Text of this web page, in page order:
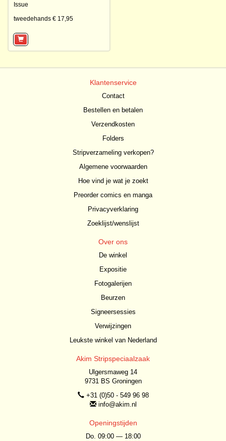
Issue
tweedehands € 17,95
Klantenservice
Contact
Bestellen en betalen
Verzendkosten
Folders
Stripverzameling verkopen?
Algemene voorwaarden
Hoe vind je wat je zoekt
Preorder comics en manga
Privacyverklaring
Zoeklijst/wenslijst
Over ons
De winkel
Expositie
Fotogalerijen
Beurzen
Signeersessies
Verwijzingen
Leukste winkel van Nederland
Akim Stripspeciaalzaak
Ulgersmaweg 14
9731 BS Groningen
+31 (0)50 - 549 96 98
info@akim.nl
Openingstijden
Do. 09:00 — 18:00